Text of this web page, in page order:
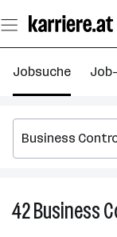
Seiteninhalt
springen
Jobsuche
42Business